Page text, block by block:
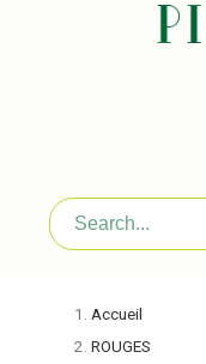
Accueil
ROUGES